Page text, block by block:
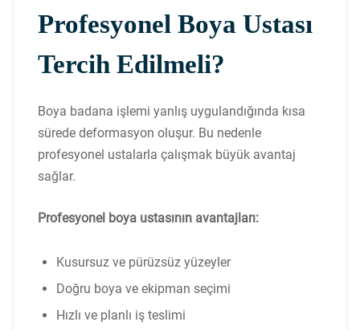
Profesyonel Boya Ustası
Tercih Edilmeli?
Boya badana işlemi yanlış uygulandığında kısa
sürede deformasyon oluşur. Bu nedenle
profesyonel ustalarla çalışmak büyük avantaj
sağlar.
Profesyonel boya ustasının avantajları:
Kusursuz ve pürüzsüz yüzeyler
Doğru boya ve ekipman seçimi
Hızlı ve planlı iş teslimi